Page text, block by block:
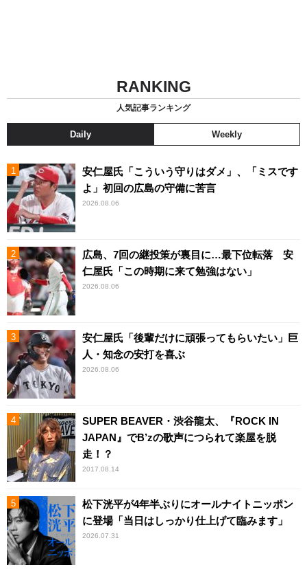
RANKING
人気記事ランキング
Daily Weekly
安仁屋氏「こういう守りはダメ」、「ミスです
よ」初回の広島の守備に苦言
2026.08.06
広島、7回の継投策が裏目に…最下位転落 安
仁屋氏「この時期に来て勉強はない」
2026.08.06
安仁屋氏「後輩だけに頑張ってもらいたい」巨
人・知念の安打を喜ぶ
2026.08.06
SUPER BEAVER・渋谷龍太、『ROCK IN
JAPAN』でB’zの歌声につられて楽屋を脱
走！？
2017.08.14
松下洸平が4年半ぶりにオールナイトニッポン
に登場「当日はしっかり仕上げて臨みます」
2026.07.31